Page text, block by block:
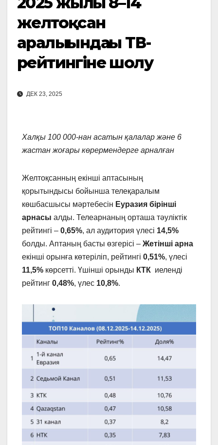
желтоқсан
аралығындағы ТВ-
рейтингіне шолу
ДЕК 23, 2025
Халқы 100 000-нан асатын қалалар және 6
жастан жоғары көрермендерге арналған
Желтоқсанның екінші аптасының
қорытындысы бойынша телеқаралым
көшбасшысы мәртебесін Еуразия бірінші
арнасы алды. Телеарнаның орташа тәуліктік
рейтингі – 0,65%, ал аудитория үлесі 14,5%
болды. Аптаның басты өзгерісі – Жетінші арна
екінші орынға көтеріліп, рейтингі 0,51%, үлесі
11,5% көрсетті. Үшінші орынды КТК иеленді
рейтинг 0,48%, үлес 10,8%.